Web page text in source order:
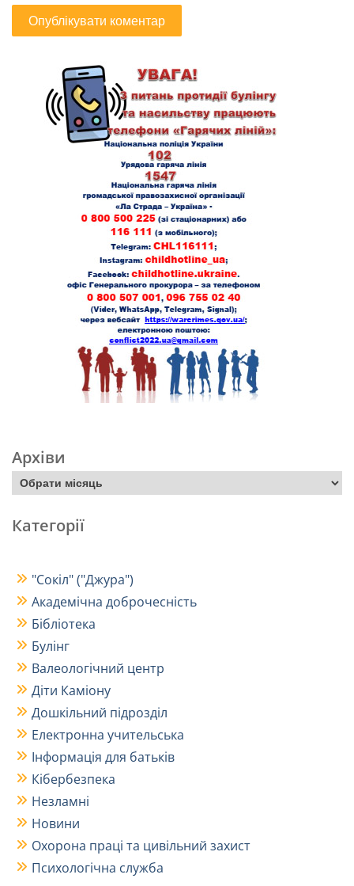
Архіви
Категорії
"Сокіл" ("Джура")
Академічна доброчесність
Бібліотека
Булінг
Валеологічний центр
Діти Каміону
Дошкільний підрозділ
Електронна учительська
Інформація для батьків
Кібербезпека
Незламні
Новини
Охорона праці та цивільний захист
Психологічна служба